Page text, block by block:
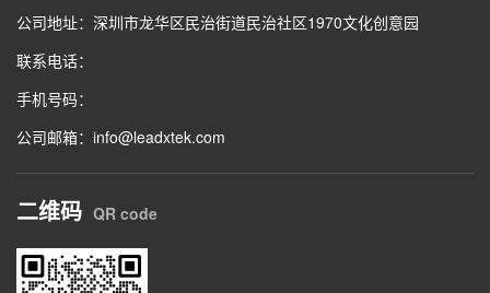
公司地址：深圳市龙华区民治街道民治社区1970文化创意园
联系电话：
手机号码：
公司邮箱：info@leadxtek.com
二维码 QR code